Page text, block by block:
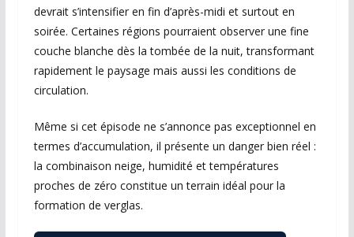
devrait s’intensifier en fin d’après-midi et surtout en
soirée. Certaines régions pourraient observer une fine
couche blanche dès la tombée de la nuit, transformant
rapidement le paysage mais aussi les conditions de
circulation.
Même si cet épisode ne s’annonce pas exceptionnel en
termes d’accumulation, il présente un danger bien réel :
la combinaison neige, humidité et températures
proches de zéro constitue un terrain idéal pour la
formation de verglas.